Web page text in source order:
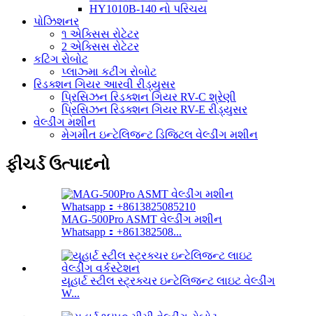
HY1010B-140 નો પરિચય
પોઝિશનર
૧ એક્સિસ રોટેટર
2 એક્સિસ રોટેટર
કટિંગ રોબોટ
પ્લાઝ્મા કટીંગ રોબોટ
રિડક્શન ગિયર આરવી રીડ્યુસર
પ્રિસિઝન રિડક્શન ગિયર RV-C શ્રેણી
પ્રિસિઝન રિડક્શન ગિયર RV-E રીડ્યુસર
વેલ્ડીંગ મશીન
મેગમીત ઇન્ટેલિજન્ટ ડિજિટલ વેલ્ડીંગ મશીન
ફીચર્ડ ઉત્પાદનો
MAG-500Pro ASMT વેલ્ડીંગ મશીન
Whatsapp：+861382508...
યૂહાર્ટ સ્ટીલ સ્ટ્રક્ચર ઇન્ટેલિજન્ટ લાઇટ વેલ્ડીંગ
W...